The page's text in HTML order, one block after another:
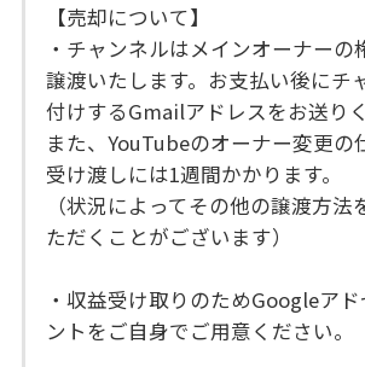
【売却について】
・チャンネルはメインオーナーの
譲渡いたします。お支払い後にチ
付けするGmailアドレスをお送り
また、YouTubeのオーナー変更の
受け渡しには1週間かかります。
（状況によってその他の譲渡方法
ただくことがございます）
・収益受け取りのためGoogleア
ントをご自身でご用意ください。